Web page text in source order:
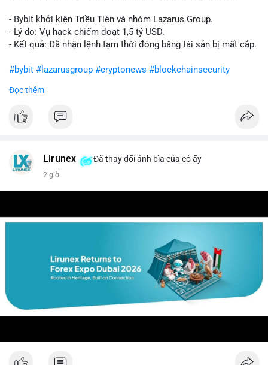
- Bybit khởi kiện Triều Tiên và nhóm Lazarus Group.
- Lý do: Vụ hack chiếm đoạt 1,5 tỷ USD.
- Kết quả: Đã nhận lệnh tạm thời đóng băng tài sản bị mất cắp.
#bybit #lazarusgroup #cryptonews #blockchainsecurity
$btc $eth
#vlikevn #titanbot
Đọc thêm
Lirunex Đã thay đổi ảnh bìa của cô ấy
2 giờ